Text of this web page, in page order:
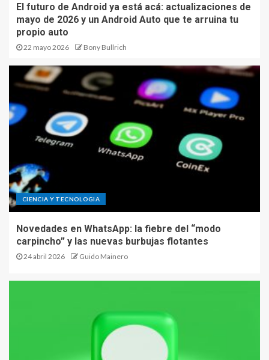
El futuro de Android ya está acá: actualizaciones de
mayo de 2026 y un Android Auto que te arruina tu
propio auto
22 mayo 2026 Bony Bullrich
CIENCIA Y TECNOLOGIA
Novedades en WhatsApp: la fiebre del “modo
carpincho” y las nuevas burbujas flotantes
24 abril 2026 Guido Mainero